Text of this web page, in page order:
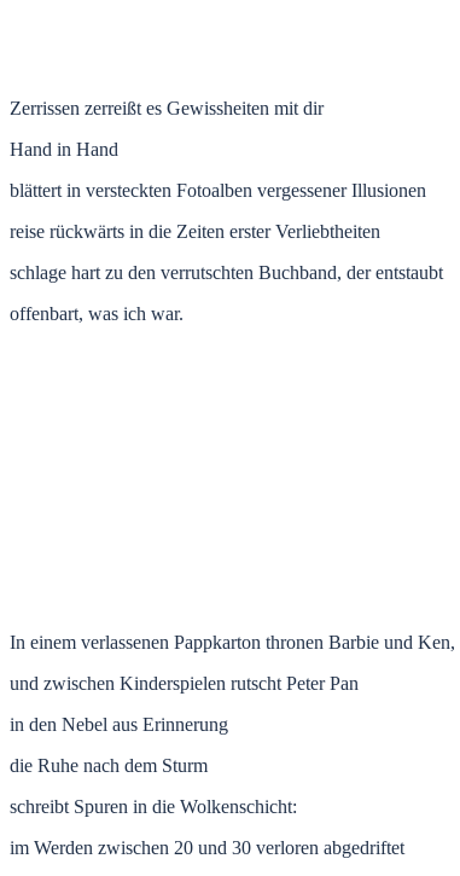
Zerrissen zerreißt es Gewissheiten mit dir
Hand in Hand
blättert in versteckten Fotoalben vergessener Illusionen
reise rückwärts in die Zeiten erster Verliebtheiten
schlage hart zu den verrutschten Buchband, der entstaubt
offenbart, was ich war.
In einem verlassenen Pappkarton thronen Barbie und Ken,
und zwischen Kinderspielen rutscht Peter Pan
in den Nebel aus Erinnerung
die Ruhe nach dem Sturm
schreibt Spuren in die Wolkenschicht:
im Werden zwischen 20 und 30 verloren abgedriftet